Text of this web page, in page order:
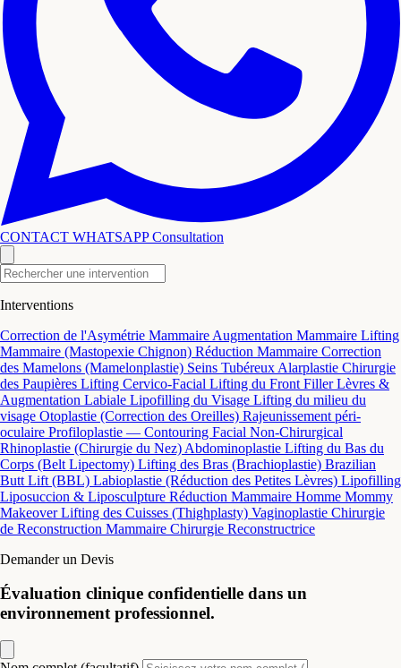
CONTACT WHATSAPPConsultation
Interventions
Correction de l'Asymétrie Mammaire Augmentation Mammaire Lifting
Mammaire (Mastopexie Chignon) Réduction Mammaire Correction
des Mamelons (Mamelonplastie) Seins Tubéreux Alarplastie Chirurgie
des Paupières Lifting Cervico-Facial Lifting du Front Filler Lèvres &
Augmentation Labiale Lipofilling du Visage Lifting du milieu du
visage Otoplastie (Correction des Oreilles) Rajeunissement péri-
oculaire Profiloplastie — Contouring Facial Non-Chirurgical
Rhinoplastie (Chirurgie du Nez) Abdominoplastie Lifting du Bas du
Corps (Belt Lipectomy) Lifting des Bras (Brachioplastie) Brazilian
Butt Lift (BBL) Labioplastie (Réduction des Petites Lèvres) Lipofilling
Liposuccion & Liposculpture Réduction Mammaire Homme Mommy
MakeoverLifting des Cuisses (Thighplasty) Vaginoplastie Chirurgie
de Reconstruction Mammaire Chirurgie Reconstructrice
Demander un Devis
Évaluation clinique confidentielle dans un
environnement professionnel.